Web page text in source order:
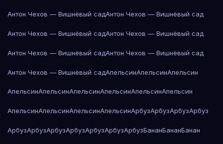
Антон Чехов — Вишнёвый садАнтон Чехов — Вишнёвый сад
Антон Чехов — Вишнёвый садАнтон Чехов — Вишнёвый сад
Антон Чехов — Вишнёвый садАнтон Чехов — Вишнёвый сад
Антон Чехов — Вишнёвый садАпельсинАпельсинАпельсин
АпельсинАпельсинАпельсинАпельсинАпельсинАпельсин
АпельсинАпельсинАпельсинАпельсинАрбузАрбузАрбузАрбуз
АрбузАрбузАрбузАрбузАрбузАрбузАрбузБананБананБанан